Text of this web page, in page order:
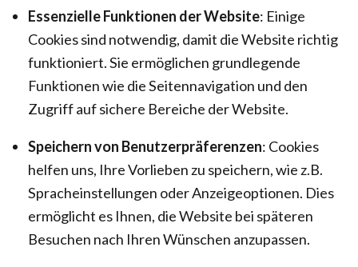
Essenzielle Funktionen der Website: Einige
Cookies sind notwendig, damit die Website richtig
funktioniert. Sie ermöglichen grundlegende
Funktionen wie die Seitennavigation und den
Zugriff auf sichere Bereiche der Website.
Speichern von Benutzerpräferenzen: Cookies
helfen uns, Ihre Vorlieben zu speichern, wie z.B.
Spracheinstellungen oder Anzeigeoptionen. Dies
ermöglicht es Ihnen, die Website bei späteren
Besuchen nach Ihren Wünschen anzupassen.